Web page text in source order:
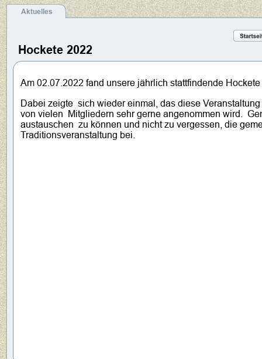
Aktuelles
Am 02.07.2022 fand unsere jährlich stattfindende
Dabei zeigte  sich wieder einmal, das diese
von vielen  Mitgliedern sehr gerne angenommen wird.
austauschen  zu können und nicht zu vergessen, die
Traditionsveranstaltung bei.
Hockete 2022